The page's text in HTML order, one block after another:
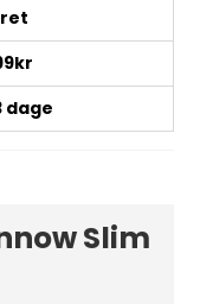
dage
Slim